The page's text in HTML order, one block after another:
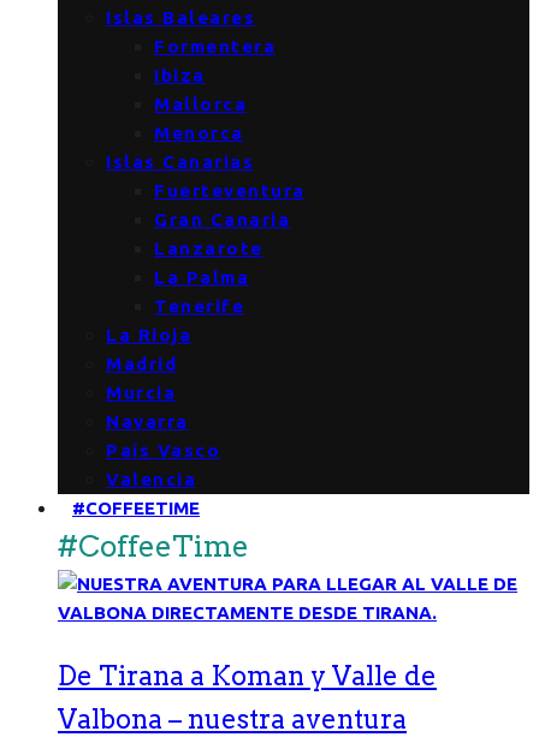
Islas Baleares
Formentera
Ibiza
Mallorca
Menorca
Islas Canarias
Fuerteventura
Gran Canaria
Lanzarote
La Palma
Tenerife
La Rioja
Madrid
Murcia
Navarra
País Vasco
Valencia
#COFFEETIME
#CoffeeTime
De Tirana a Koman y Valle de
Valbona – nuestra aventura